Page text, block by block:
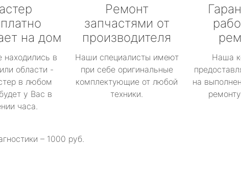
на дом
находились в
области -
в любом
у Вас в
часа.
Ремонт
запчастями от
производителя
Наши специалисты имеют
при себе оригинальные
комплектующие от любой
техники.
Наша
на
– 1000 руб.